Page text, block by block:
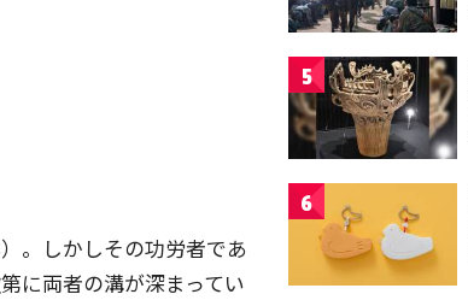
）。しかしその功労者であ
に両者の溝が深まってい
5
6